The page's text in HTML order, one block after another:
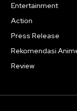
Entertainment
Action
Press Release
Rekomendasi
Review